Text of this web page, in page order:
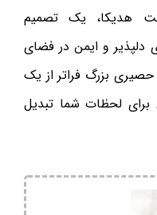
هدیکا، یک تصمیم
دلپذیر و ایمن در فضای
بزرگ فراتر از یک
لحظات شما تبدیل